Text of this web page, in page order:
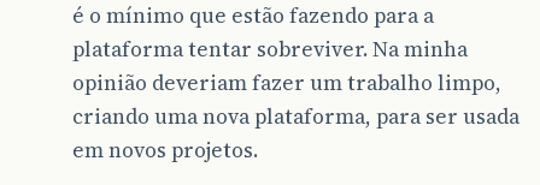
é o mínimo que estão fazendo para a
plataforma tentar sobreviver. Na minha
opinião deveriam fazer um trabalho limpo,
criando uma nova plataforma, para ser usada
em novos projetos.